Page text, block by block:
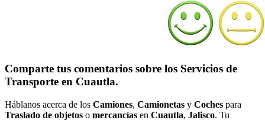
Comparte tus comentarios sobre los Servicios de
Transporte en Cuautla.
Háblanos acerca de los Camiones, Camionetas y Coches para
Traslado de objetos o mercancías en Cuautla, Jalisco. Tu